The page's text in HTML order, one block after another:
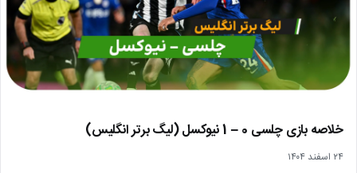
خلاصه بازی چلسی 0 – 1 نیوکسل (لیگ برتر انگلیس)
۲۴ اسفند ۱۴۰۴